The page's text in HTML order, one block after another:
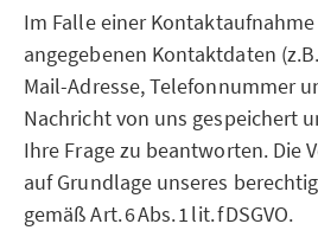
Im Falle einer
angegebenen Kontaktdaten
Mail-Adresse, Telefonnummer
Nachricht von uns gespeichert
Ihre Frage zu beantworten. Die
auf Grundlage unseres
gemäß Art. 6 Abs. 1 lit. f DSGVO.